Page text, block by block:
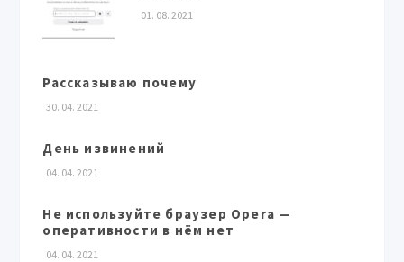
01. 08. 2021
Рассказываю почему
30. 04. 2021
День извинений
04. 04. 2021
Не используйте браузер Opera —
оперативности в нём нет
04. 04. 2021